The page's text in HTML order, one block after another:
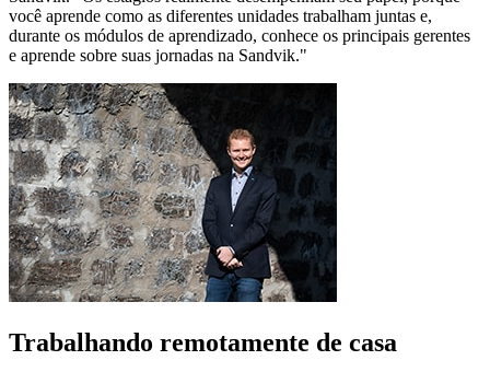
você aprende como as diferentes unidades trabalham juntas e,
durante os módulos de aprendizado, conhece os principais gerentes
e aprende sobre suas jornadas na Sandvik."
Trabalhando remotamente de casa